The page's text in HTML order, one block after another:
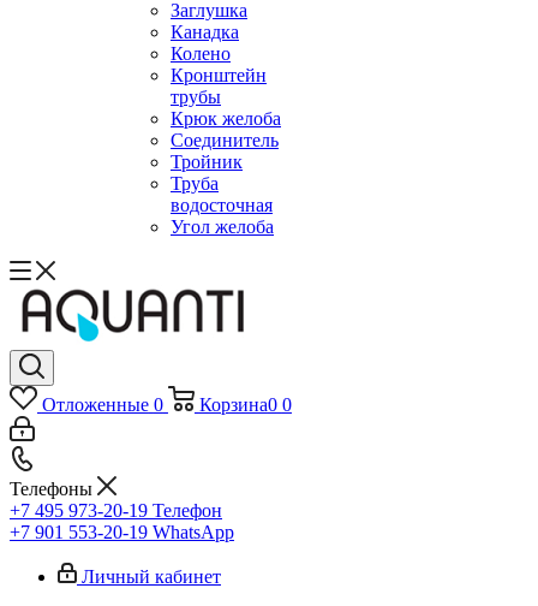
Заглушка
Канадка
Колено
Кронштейн
трубы
Крюк желоба
Соединитель
Тройник
Труба
водосточная
Угол желоба
Отложенные 0 Корзина0 0
Телефоны
+7 495 973-20-19 Телефон
+7 901 553-20-19 WhatsApp
Личный кабинет